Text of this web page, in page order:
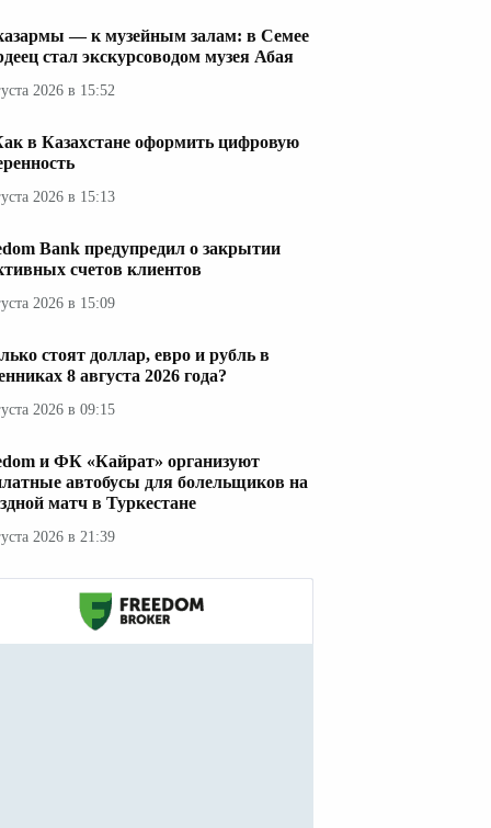
— к музейным залам: в Семее
стал экскурсоводом музея Абая
2026 в 15:52
в Казахстане оформить цифровую
2026 в 15:13
Bank предупредил о закрытии
счетов клиентов
2026 в 15:09
стоят доллар, евро и рубль в
8 августа 2026 года?
2026 в 09:15
и ФК «Кайрат» организуют
автобусы для болельщиков на
матч в Туркестане
2026 в 21:39